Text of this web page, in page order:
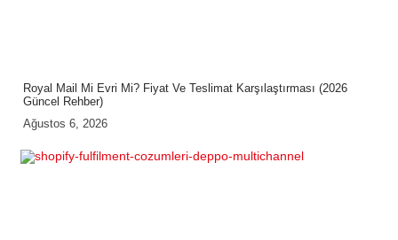
Royal Mail Mi Evri Mi? Fiyat Ve Teslimat Karşılaştırması (2026
Güncel Rehber)
Ağustos 6, 2026